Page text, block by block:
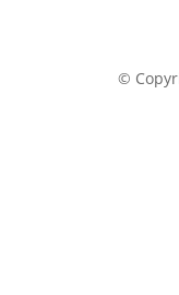
©